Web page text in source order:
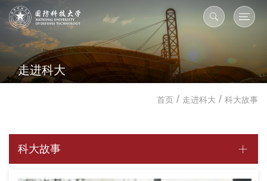
走进科大
首页 / 走进科大 / 科大故事
科大故事